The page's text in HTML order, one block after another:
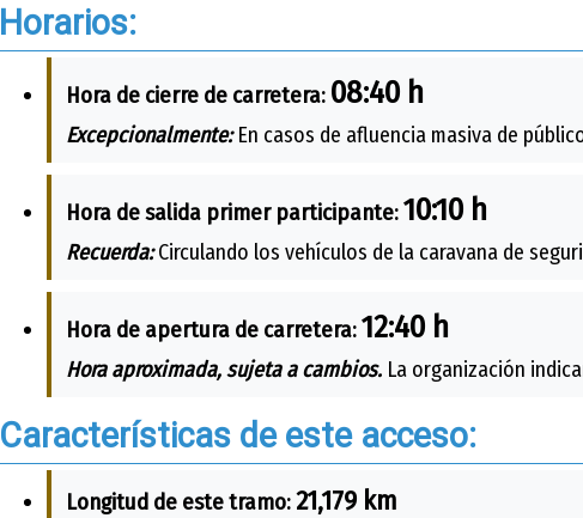
Horarios:
Hora de cierre de carretera: 08:40 h
Excepcionalmente:En casos de afluencia masiva de
Hora de salida primer participante:10:10 h
Recuerda:Circulando los vehículos de la caravana de
Hora de apertura de carretera:12:40 h
Hora aproximada, sujeta a cambios. La organización
Características de este acceso:
Longitud de este tramo:21,179 km